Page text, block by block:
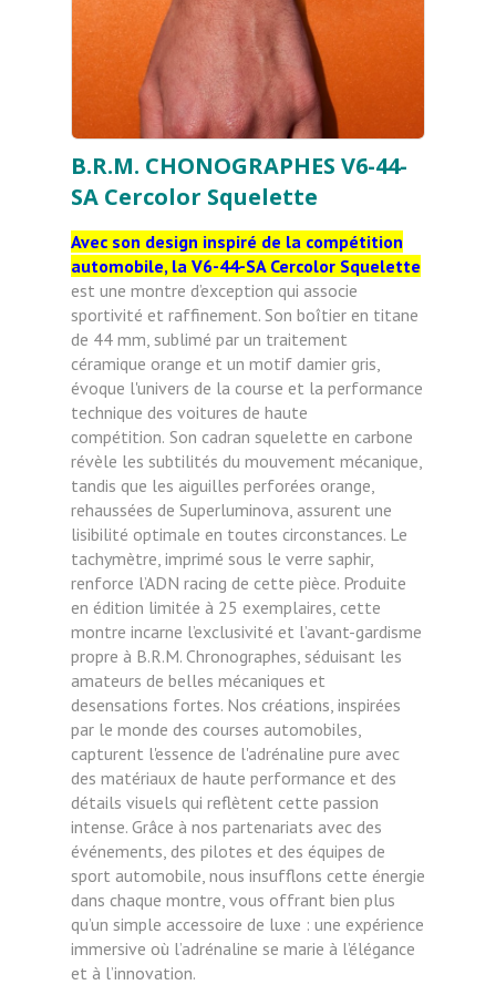
B.R.M. CHONOGRAPHES V6-44-
SA Cercolor Squelette
Avec son design inspiré de la compétition
automobile, la V6-44-SA Cercolor Squelette
est une montre d’exception qui associe
sportivité et raffinement. Son boîtier en titane
de 44 mm, sublimé par un traitement
céramique orange et un motif damier gris,
évoque l'univers de la course et la performance
technique des voitures de haute
compétition. Son cadran squelette en carbone
révèle les subtilités du mouvement mécanique,
tandis que les aiguilles perforées orange,
rehaussées de Superluminova, assurent une
lisibilité optimale en toutes circonstances. Le
tachymètre, imprimé sous le verre saphir,
renforce l’ADN racing de cette pièce. Produite
en édition limitée à 25 exemplaires, cette
montre incarne l’exclusivité et l’avant-gardisme
propre à B.R.M. Chronographes, séduisant les
amateurs de belles mécaniques et
desensations fortes. Nos créations, inspirées
par le monde des courses automobiles,
capturent l'essence de l'adrénaline pure avec
des matériaux de haute performance et des
détails visuels qui reflètent cette passion
intense. Grâce à nos partenariats avec des
événements, des pilotes et des équipes de
sport automobile, nous insufflons cette énergie
dans chaque montre, vous offrant bien plus
qu’un simple accessoire de luxe : une expérience
immersive où l’adrénaline se marie à l’élégance
et à l’innovation.